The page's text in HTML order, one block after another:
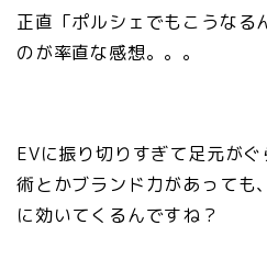
正直「ポルシェでもこうなる
のが率直な感想。。。
EVに振り切りすぎて足元が
術とかブランド力があっても
に効いてくるんですね？